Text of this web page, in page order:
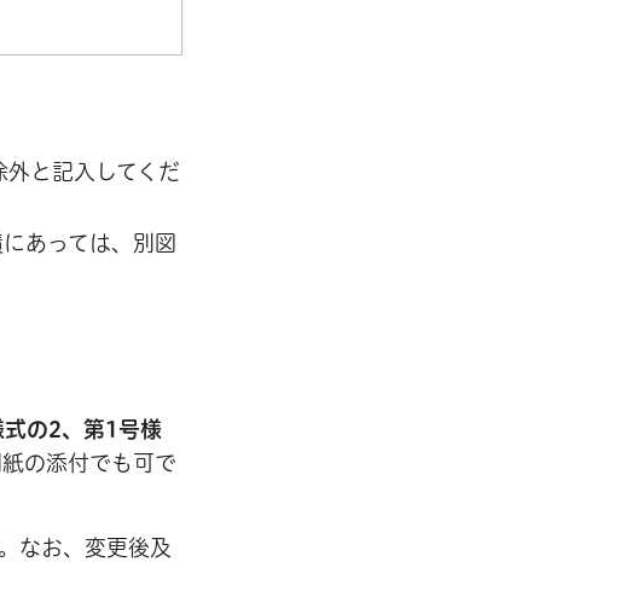
と記入してくだ
あっては、別図
の2、第1号様
の添付でも可で
なお、変更後及